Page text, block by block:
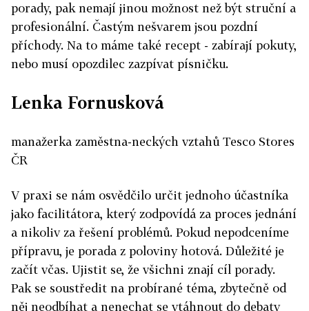
porady, pak nemají jinou možnost než být struční a
profesionální. Častým nešvarem jsou pozdní
příchody. Na to máme také recept - zabírají pokuty,
nebo musí opozdilec zazpívat písničku.
Lenka Fornusková
manažerka zaměstna-neckých vztahů Tesco Stores
ČR
V praxi se nám osvědčilo určit jednoho účastníka
jako facilitátora, který zodpovídá za proces jednání
a nikoliv za řešení problémů. Pokud nepodceníme
přípravu, je porada z poloviny hotová. Důležité je
začít včas. Ujistit se, že všichni znají cíl porady.
Pak se soustředit na probírané téma, zbytečně od
něj neodbíhat a nenechat se vtáhnout do debaty